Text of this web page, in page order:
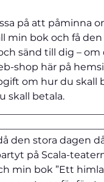
på att påminna
min bok och få den
sänd till dig – om
shop här på
om hur du skall
skall betala.
den stora dagen
på Scala-
min bok ”Ett himla